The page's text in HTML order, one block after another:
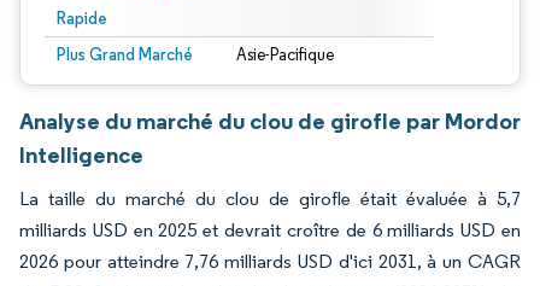
Rapide
Plus Grand Marché Asie-Pacifique
Analyse du marché du clou de girofle par Mordor
Intelligence
La taille du marché du clou de girofle était évaluée à 5,7
milliards USD en 2025 et devrait croître de 6 milliards USD en
2026 pour atteindre 7,76 milliards USD d'ici 2031, à un CAGR